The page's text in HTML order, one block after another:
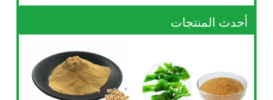
أحدث المنتجات